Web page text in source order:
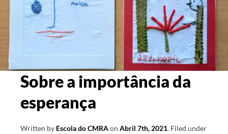
Sobre a importância da
esperança
Written by Escola do CMRAon Abril 7th, 2021. Filed under